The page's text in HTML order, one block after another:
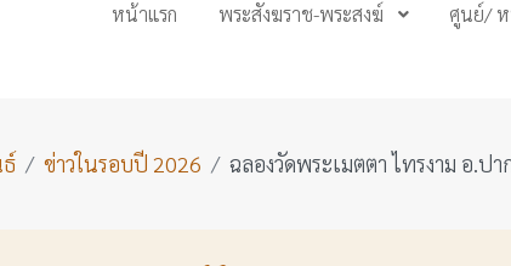
หน้าแรก พระสังฆราช-พระสงฆ์ ศูนย์/
ข่าวในรอบปี 2026 ฉลองวัดพระเมตตา ไทรงาม อ.ป